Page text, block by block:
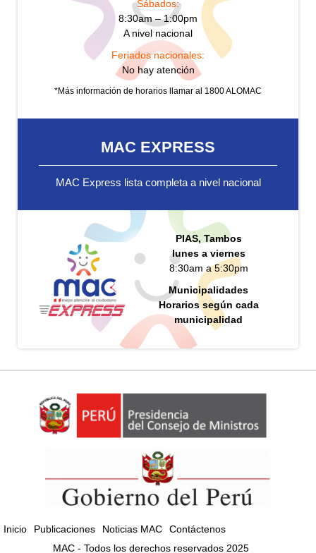
Sábados:
8:30am – 1:00pm
A nivel nacional
Feriados nacionales:
No hay atención
*Más información de horarios llamar al 1800 ALOMAC
MAC EXPRESS
MAC Express lista completa a nivel nacional
PIAS, Tambos
lunes a viernes
8:30am a 5:30pm
Municipalidades
Horarios según cada
municipalidad
Inicio Publicaciones Noticias MAC
Contáctenos
MAC - Todos los derechos reservados 2025